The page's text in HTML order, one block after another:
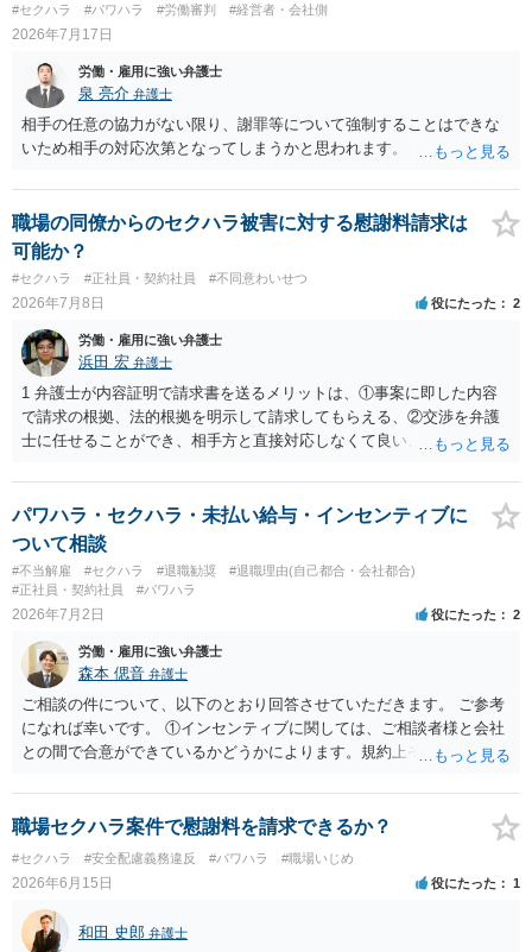
#セクハラ #パワハラ #労働審判 #経営者・会社側
2026年7月17日
労働・雇用に強い弁護士
泉 亮介 弁護士
相手の任意の協力がない限り、謝罪等について強制することはできな
いため相手の対応次第となってしまうかと思われます。
職場の同僚からのセクハラ被害に対する慰謝料請求は
可能か？
#セクハラ #正社員・契約社員 #不同意わいせつ
2026年7月8日 役にたった 2
労働・雇用に強い弁護士
浜田 宏 弁護士
1 弁護士が内容証明で請求書を送るメリットは、①事案に即した内容
で請求の根拠、法的根拠を明示して請求してもらえる、②交渉を弁護
士に任せることができ、相手方と直接対応しなくて良い、というとこ
請求は可能ですが、相手が任意に払うかどうかは分かりません。 ２
民事訴訟に証拠の制限はありませんが、秘密録音はプライバシー保護
の観点から、裁判の証拠にする場合には注意が必要です(証拠排除され
る場合があります。)。 ３ 会社がどういう証拠に基づいて、誰が判断
したかわかりませんが、会社がセクハラ認定しなかったからといっ
て、裁判所も認定しないとは限りません。具体的な証拠とそれで認定
しないようにして下さい。そういう報復的なことをしなければ名誉毀
損にはなりません。反訴は貴女が加害行為をしなければ、通常は起こ
されません。 ５ 裁判をして、和解すれば和解金が入ります。 勝訴
判決を得て確定すれば、判決認容額を払ってもらいます。任意に支払
わない場合には、給与や預貯金、不動産などの財産を差押えます。
難易度によって変わります。また、現在は弁護士報酬は自由化されて
いますので、依頼する弁護士によっても費用は変わってきます。
パワハラ・セクハラ・未払い給与・インセンティブに
ついて相談
#不当解雇 #セクハラ #退職勧奨
#退職理由(自己都合・会社都合)
#正社員・契約社員
#パワハラ
2026年7月2日 役にたった 2
労働・雇用に強い弁護士
森本 偲音 弁護士
ご相談の件について、以下のとおり回答させていただきます。 ご参考
になれば幸いです。 ①インセンティブに関しては、ご相談者様と会社
との間で合意ができているかどうかによります。規約上そのような合
は口頭でも成立しますが、裁判等で争点となった場合には録音等の証
拠がない限り立証が困難となり、請求が認められない可能性がござい
ます。 ②未払給与に関しては労務を提供しているのにもかかわらず支
払われていない場合は、契約違反となりますので請求可能かと存じま
す。 ③休日・時間外労働については、休日・時間外労働があったこと
を示す証拠があるかまずは確認する必要があるかと存じます。 ④パワ
ハラ・セクハラに関しては、具体的な言動の内容によって判断が分か
職場セクハラ案件で慰謝料を請求できるか？
#セクハラ #安全配慮義務違反 #パワハラ #職場いじめ
2026年6月15日 役にたった 1
和田 史郎 弁護士